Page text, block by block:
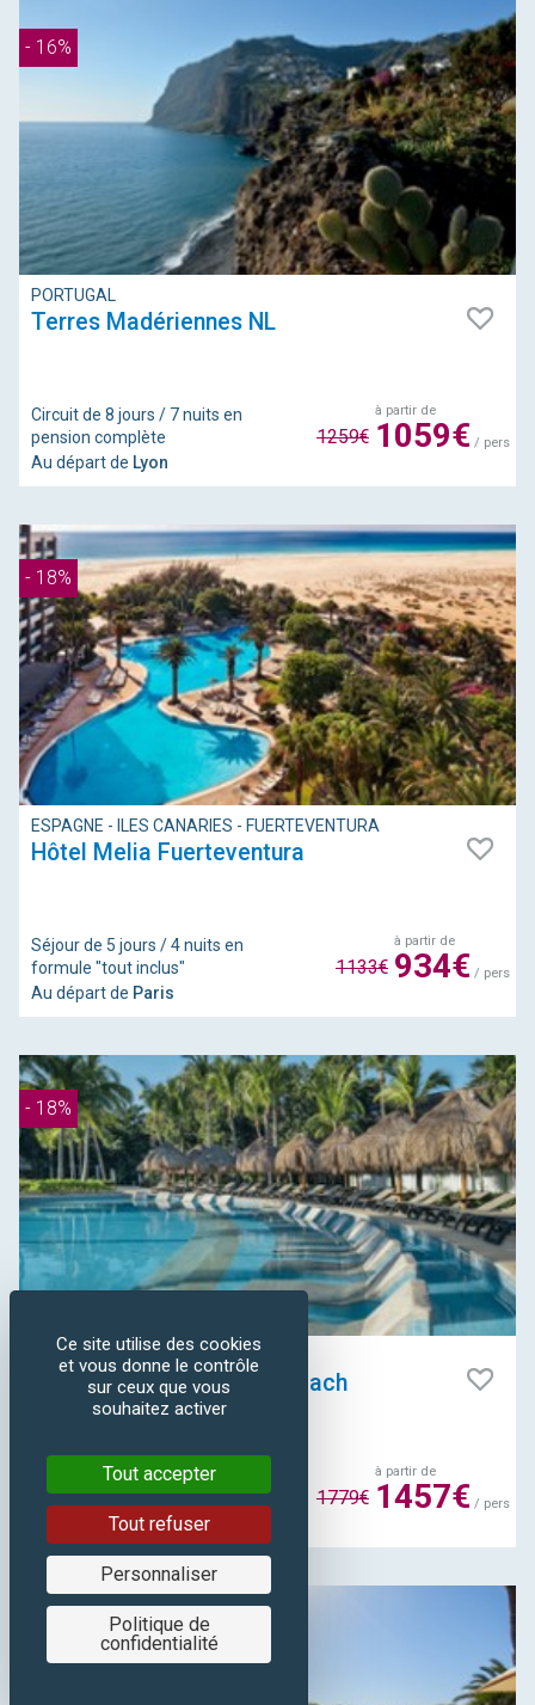
- 16%
PORTUGAL
Terres Madériennes NL
Circuit de 8 jours / 7 nuits en
pension complète
Au départ de Lyon
à partir de
1059€/ pers
1259€
- 18%
ESPAGNE - ILES CANARIES - FUERTEVENTURA
Hôtel Melia Fuerteventura
Séjour de 5 jours / 4 nuits en
formule "tout inclus"
Au départ de Paris
à partir de
934€/ pers
1133€
- 18%
MEXIQUE - CANCUN
Hôtel Iberostar Paraiso Beach
Séjour de 8 jours / 6 nuits en
formule "tout inclus"
Au départ deFrancfort
à partir de
1457€/ pers
1779€
Ce site utilise des cookies
et vous donne le contrôle
sur ceux que vous
souhaitez activer
Tout accepter
Tout refuser
Personnaliser
Politique de
confidentialité